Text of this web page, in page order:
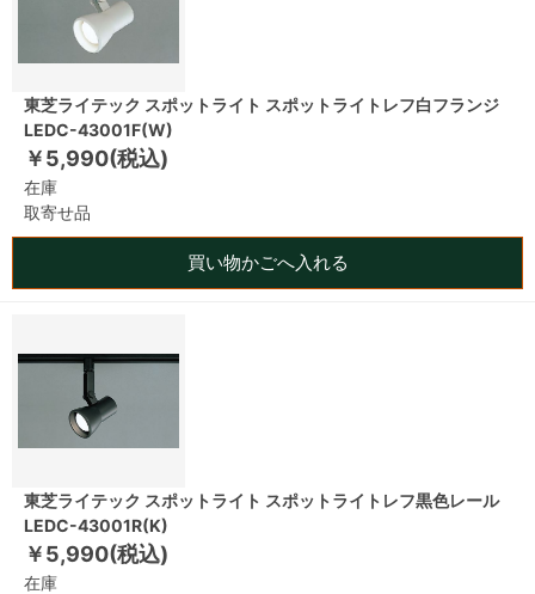
東芝ライテック スポットライト スポットライトレフ白フランジ
LEDC-43001F(W)
￥5,990(税込)
在庫
取寄せ品
買い物かごへ入れる
東芝ライテック スポットライト スポットライトレフ黒色レール
LEDC-43001R(K)
￥5,990(税込)
在庫